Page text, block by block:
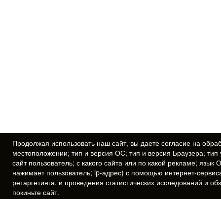
Продолжая использовать наш сайт, вы даете согласие на
местоположении; тип и версия ОС; тип и версия Браузера;
сайт пользователь; с какого сайта или по какой рекламе;
нажимает пользователь; ip-адрес) с помощью интернет-
ретаргетинга, и проведения статистических исследований и
покиньте сайт.